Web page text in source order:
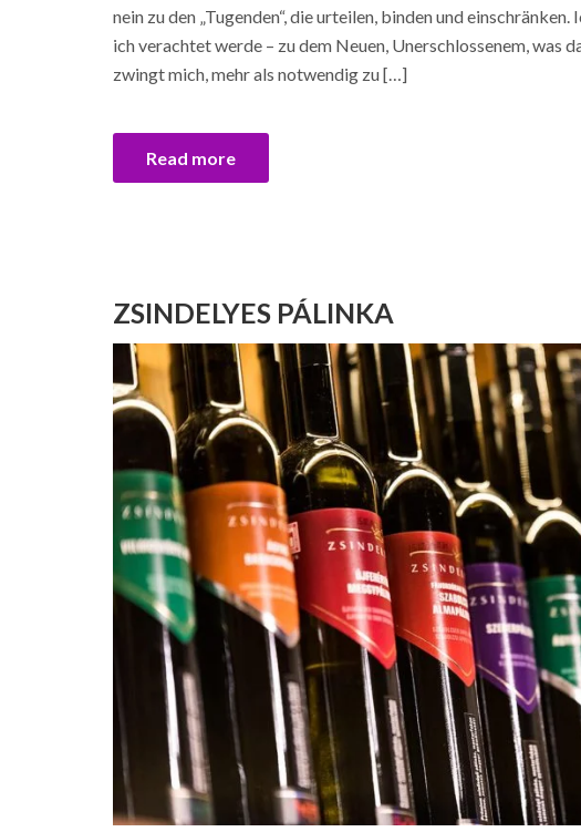
nein zu den „Tugenden“, die urteilen, binden und einschränken.
ich verachtet werde – zu dem Neuen, Unerschlossenem, was
zwingt mich, mehr als notwendig zu […]
Read more
ZSINDELYES PÁLINKA